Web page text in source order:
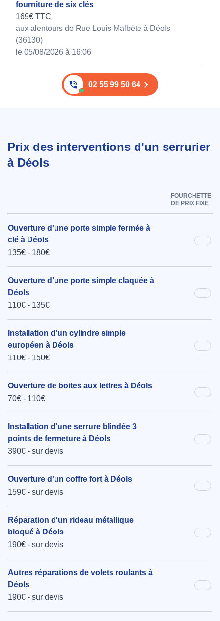
fourniture de six clés
169€ TTC
aux alentours de Rue Louis Malbète à Déols
(36130)
le 05/08/2026 à 16:06
02 55 99 50 64
Prix des interventions d'un serrurier
à Déols
FOURCHETTE
DE PRIX FIXE
Ouverture d'une porte simple fermée à
clé à Déols
135€ - 180€
Ouverture d'une porte simple claquée à
Déols
110€ - 135€
Installation d'un cylindre simple
européen à Déols
110€ - 150€
Ouverture de boites aux lettres à Déols
70€ - 110€
Installation d'une serrure blindée 3
points de fermeture à Déols
390€ - sur devis
Ouverture d'un coffre fort à Déols
159€ - sur devis
Réparation d'un rideau métallique
bloqué à Déols
190€ - sur devis
Autres réparations de volets roulants à
Déols
190€ - sur devis